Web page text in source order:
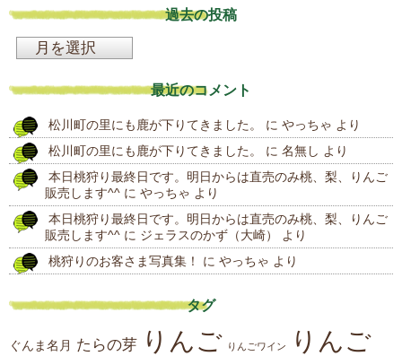
過去の投稿
投
稿
最近のコメント
松川町の里にも鹿が下りてきました。 に やっちゃ より
松川町の里にも鹿が下りてきました。
に 名無し より
本日桃狩り最終日です。明日からは直売のみ桃、梨、りんご
販売します^^ に やっちゃ より
本日桃狩り最終日です。明日からは直売のみ桃、梨、りんご
販売します^^ に ジェラスのかず（大崎）
より
桃狩りのお客さま写真集！
に やっちゃ より
タグ
ぐんま名月 たらの芽 りんご りんごワイン
りんご